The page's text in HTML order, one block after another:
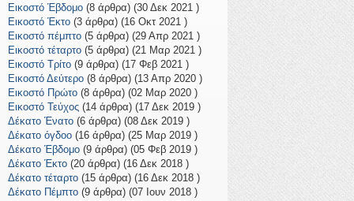
Εικοστό Έβδομο (8 άρθρα) (30 Δεκ 2021 )
Εικοστό Έκτο (3 άρθρα) (16 Οκτ 2021 )
Εικοστό πέμπτο (5 άρθρα) (29 Απρ 2021 )
Εικοστό τέταρτο (5 άρθρα) (21 Μαρ 2021 )
Εικοστό Τρίτο (9 άρθρα) (17 Φεβ 2021 )
Εικοστό Δεύτερο (8 άρθρα) (13 Απρ 2020 )
Εικοστό Πρώτο (8 άρθρα) (02 Μαρ 2020 )
Εικοστό Τεύχος (14 άρθρα) (17 Δεκ 2019 )
Δέκατο Ένατο (6 άρθρα) (08 Δεκ 2019 )
Δέκατο όγδοο (16 άρθρα) (25 Μαρ 2019 )
Δέκατο Έβδομο (9 άρθρα) (05 Φεβ 2019 )
Δέκατο Έκτο (20 άρθρα) (16 Δεκ 2018 )
Δέκατο τέταρτο (15 άρθρα) (16 Δεκ 2018 )
Δέκατο Πέμπτο (9 άρθρα) (07 Ιουν 2018 )